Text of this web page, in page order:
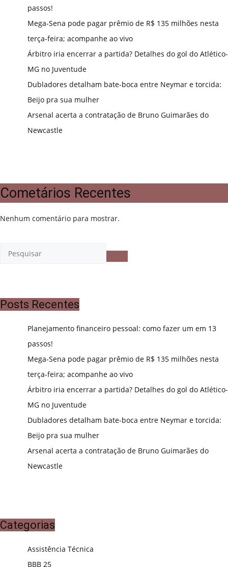
passos!
Mega-Sena pode pagar prêmio de R$ 135 milhões nesta
terça-feira; acompanhe ao vivo
Árbitro iria encerrar a partida? Detalhes do gol do Atlético-
MG no Juventude
Dubladores detalham bate-boca entre Neymar e torcida:
Beijo pra sua mulher
Arsenal acerta a contratação de Bruno Guimarães do
Newcastle
Cometários Recentes
Nenhum comentário para mostrar.
Posts Recentes
Planejamento financeiro pessoal: como fazer um em 13
passos!
Mega-Sena pode pagar prêmio de R$ 135 milhões nesta
terça-feira; acompanhe ao vivo
Árbitro iria encerrar a partida? Detalhes do gol do Atlético-
MG no Juventude
Dubladores detalham bate-boca entre Neymar e torcida:
Beijo pra sua mulher
Arsenal acerta a contratação de Bruno Guimarães do
Newcastle
Categorias
Assistência Técnica
BBB 25